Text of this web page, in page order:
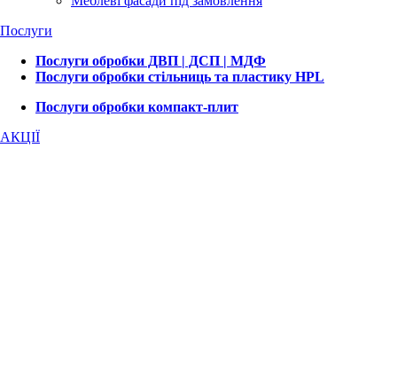
Послуги
Послуги обробки ДВП | ДСП | МДФ
Послуги обробки стільниць та пластику HPL
Послуги обробки компакт-плит
АКЦІЇ